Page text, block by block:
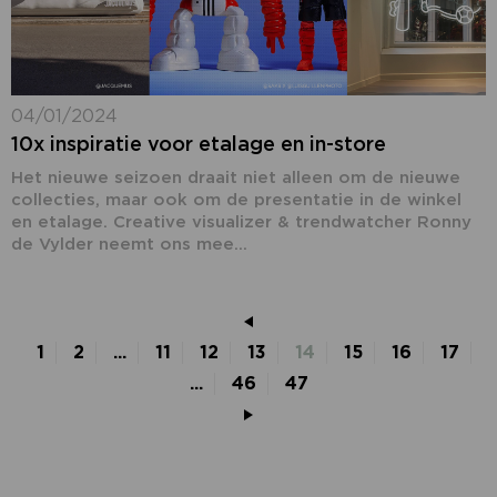
04/01/2024
10x inspiratie voor etalage en in-store
Het nieuwe seizoen draait niet alleen om de nieuwe
collecties, maar ook om de presentatie in de winkel
en etalage. Creative visualizer & trendwatcher Ronny
de Vylder neemt ons mee...
1 2 ... 11 12 13 14 15 16
17
...
46 47